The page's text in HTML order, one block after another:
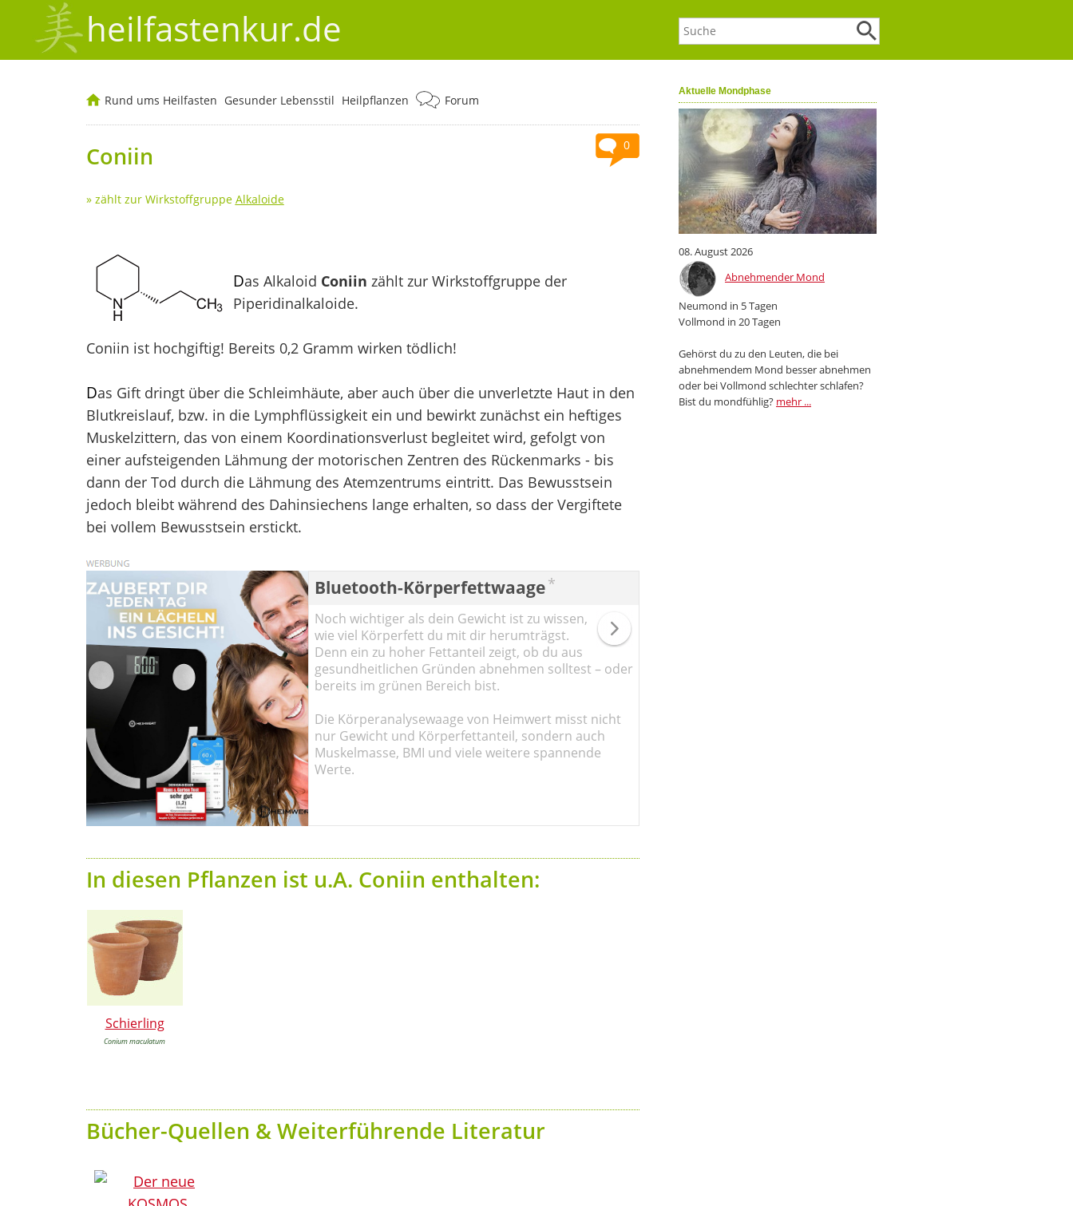
heilfastenkur.de
Aktuelle Mondphase
08. August 2026
Abnehmender Mond
Neumond in 5 Tagen
Vollmond in 20 Tagen
Gehörst du zu den Leuten, die bei
abnehmendem Mond besser abnehmen
oder bei Vollmond schlechter schlafen?
Bist du mondfühlig? mehr ...
Rund ums Heilfasten Gesunder Lebensstil Heilpflanzen Forum
0
Coniin
» zählt zur Wirkstoffgruppe Alkaloide
Das Alkaloid Coniin zählt zur Wirkstoffgruppe der
Piperidinalkaloide.
Coniin ist hochgiftig! Bereits 0,2 Gramm wirken tödlich!
Das Gift dringt über die Schleimhäute, aber auch über die unverletzte Haut in den
Blutkreislauf, bzw. in die Lymphflüssigkeit ein und bewirkt zunächst ein heftiges
Muskelzittern, das von einem Koordinationsverlust begleitet wird, gefolgt von
einer aufsteigenden Lähmung der motorischen Zentren des Rückenmarks - bis
dann der Tod durch die Lähmung des Atemzentrums eintritt. Das Bewusstsein
jedoch bleibt während des Dahinsiechens lange erhalten, so dass der Vergiftete
bei vollem Bewusstsein erstickt.
Bluetooth-Körperfettwaage*
Noch wichtiger als dein Gewicht ist zu wissen,
wie viel Körperfett du mit dir herumträgst.
Denn ein zu hoher Fettanteil zeigt, ob du aus
gesundheitlichen Gründen abnehmen solltest – oder
bereits im grünen Bereich bist.
Die Körperanalysewaage von Heimwert misst nicht
nur Gewicht und Körperfettanteil, sondern auch
Muskelmasse, BMI und viele weitere spannende
Werte.
In diesen Pflanzen ist u.A. Coniin enthalten:
Schierling
Conium maculatum
Bücher-Quellen & Weiterführende Literatur